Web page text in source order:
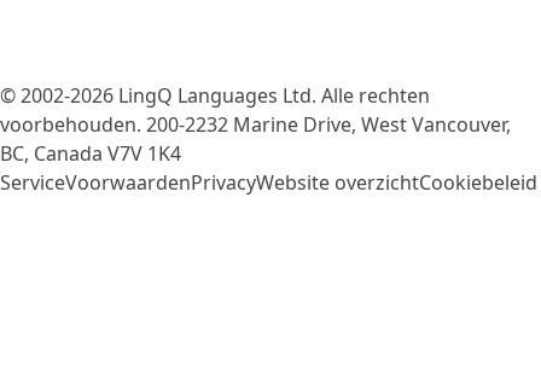
© 2002-2026 LingQ Languages Ltd. Alle rechten
voorbehouden. 200-2232 Marine Drive, West Vancouver,
BC, Canada V7V 1K4
ServiceVoorwaardenPrivacyWebsite overzichtCookiebeleid